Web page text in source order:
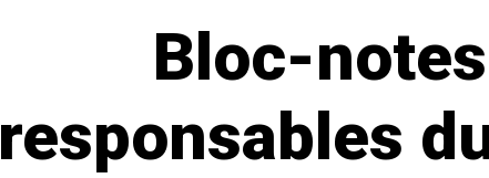
Bloc-
responsables